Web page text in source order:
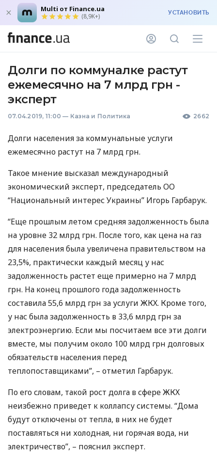
Multi от Finance.ua
(8,9K+) УСТАНОВИТЬ
Долги по коммуналке растут
ежемесячно на 7 млрд грн -
эксперт
07.04.2019, 11:00 — Казна и Политика 2662
Долги населения за коммунальные услуги
ежемесячно растут на 7 млрд грн.
Такое мнение высказал международный
экономический эксперт, председатель ОО
“Национальный интерес Украины” Игорь Гарбарук.
“Еще прошлым летом средняя задолженность была
на уровне 32 млрд грн. После того, как цена на газ
для населения была увеличена правительством на
23,5%, практически каждый месяц у нас
задолженность растет еще примерно на 7 млрд
грн. На конец прошлого года задолженность
составила 55,6 млрд грн за услуги ЖКХ. Кроме того,
у нас была задолженность в 33,6 млрд грн за
электроэнергию. Если мы посчитаем все эти долги
вместе, мы получим около 100 млрд грн долговых
обязательств населения перед
теплопоставщиками”, – отметил Гарбарук.
По его словам, такой рост долга в сфереЖКХ
неизбежно приведет к коллапсу системы. “Дома
будут отключены от тепла, в них не будет
поставляться ни холодная, ни горячая вода, ни
электричество”, – пояснил эксперт.